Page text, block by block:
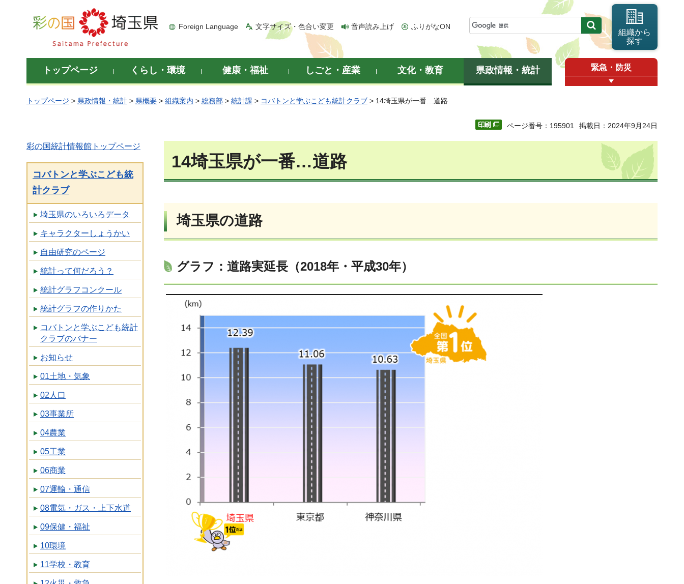
彩の国 埼玉県
Foreign Language 文字サイズ・色合い変更 音声読み上げ ふりがなON
組織から
探す
トップページ くらし・環境 健康・福祉 しごと・産業 文化・教育 県政情報・統計 緊急・防災
トップページ > 県政情報・統計 > 県概要 > 組織案内 > 総務部 > 統計課 > コバトンと学ぶこども統計クラブ > 14埼玉県が一番…道路
ページ番号：195901 掲載日：2024年9月24日
彩の国統計情報館トップページ
コバトンと学ぶこども統
計クラブ
埼玉県のいろいろデータ
キャラクターしょうかい
自由研究のページ
統計って何だろう？
統計グラフコンクール
統計グラフの作りかた
コバトンと学ぶこども統計
クラブのバナー
お知らせ
01土地・気象
02人口
03事業所
04農業
05工業
06商業
07運輸・通信
08電気・ガス・上下水道
09保健・福祉
10環境
11学校・教育
14埼玉県が一番…道路
埼玉県の道路
グラフ：道路実延長（2018年・平成30年）